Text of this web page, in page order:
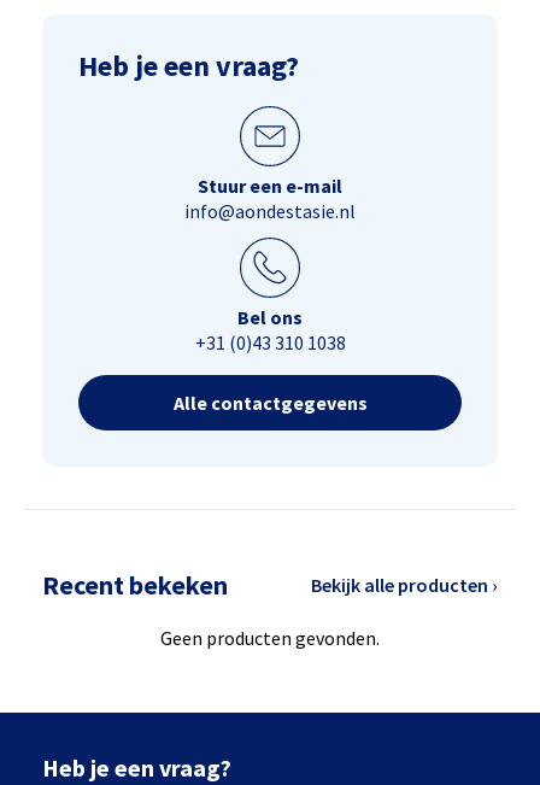
Heb je een vraag?
Stuur een e-mail
info@aondestasie.nl
Bel ons
+31 (0)43 310 1038
Alle contactgegevens
Recent bekeken Bekijk alle producten ›
Geen producten gevonden.
Heb je een vraag?